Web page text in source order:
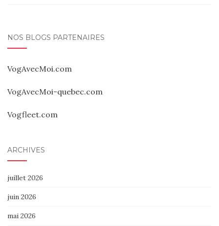
NOS BLOGS PARTENAIRES
VogAvecMoi.com
VogAvecMoi-quebec.com
Vogfleet.com
ARCHIVES
juillet 2026
juin 2026
mai 2026